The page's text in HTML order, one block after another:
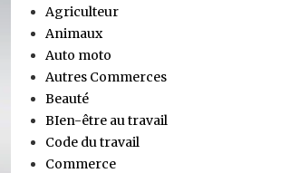
Agriculteur
Animaux
Auto moto
Autres Commerces
Beauté
BIen-être au travail
Code du travail
Commerce